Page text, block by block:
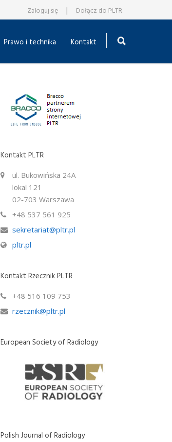
Zaloguj się | Dołącz do PLTR
Prawo i technika Kontakt
Kontakt PLTR
ul. Bukowińska 24A
lokal 121
02-703 Warszawa
+48 537 561 925
sekretariat@pltr.pl
pltr.pl
Kontakt Rzecznik PLTR
+48 516 109 753
rzecznik@pltr.pl
European Society of Radiology
Polish Journal of Radiology